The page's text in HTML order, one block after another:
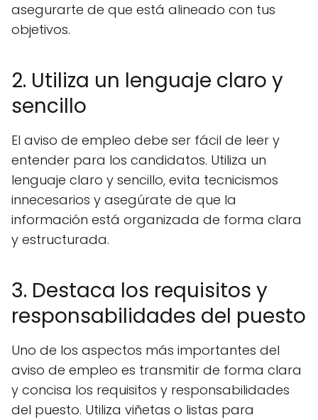
asegurarte de que está alineado con tus
objetivos.
2. Utiliza un lenguaje claro y
sencillo
El aviso de empleo debe ser fácil de leer y
entender para los candidatos. Utiliza un
lenguaje claro y sencillo, evita tecnicismos
innecesarios y asegúrate de que la
información está organizada de forma clara
y estructurada.
3. Destaca los requisitos y
responsabilidades del puesto
Uno de los aspectos más importantes del
aviso de empleo es transmitir de forma clara
y concisa los requisitos y responsabilidades
del puesto. Utiliza viñetas o listas para